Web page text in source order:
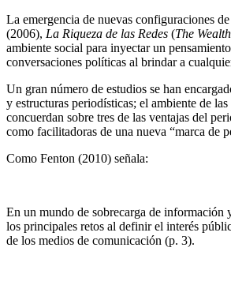
La emergencia de nuevas configuraciones
(2006), La Riqueza de las Redes (The
ambiente social para inyectar un
conversaciones políticas al brindar a
Un gran número de estudios se han
y estructuras periodísticas; el ambiente de
concuerdan sobre tres de las ventajas del
como facilitadoras de una nueva “marca de
Como Fenton (2010) señala:
En un mundo de sobrecarga de información
los principales retos al definir el interés
de los medios de comunicación (p. 3).